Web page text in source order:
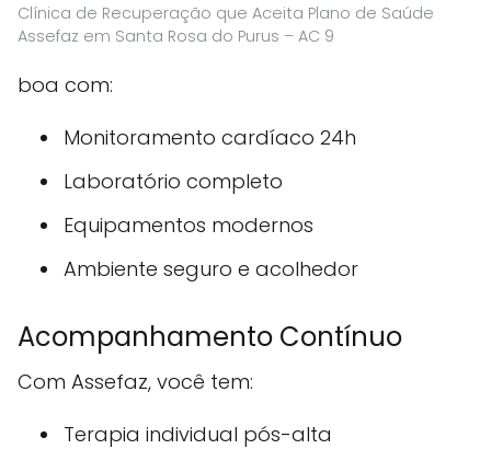
Clínica de Recuperação que Aceita Plano de Saúde
Assefaz em Santa Rosa do Purus – AC 9
boa com:
Monitoramento cardíaco 24h
Laboratório completo
Equipamentos modernos
Ambiente seguro e acolhedor
Acompanhamento Contínuo
Com Assefaz, você tem:
Terapia individual pós-alta